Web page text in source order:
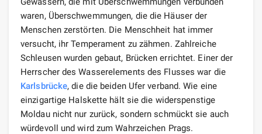
waren, Überschwemmungen, die die Häuser der
Menschen zerstörten. Die Menschheit hat immer
versucht, ihr Temperament zu zähmen. Zahlreiche
Schleusen wurden gebaut, Brücken errichtet. Einer der
Herrscher des Wasserelements des Flusses war die
Karlsbrücke, die die beiden Ufer verband. Wie eine
einzigartige Halskette hält sie die widerspenstige
Moldau nicht nur zurück, sondern schmückt sie auch
würdevoll und wird zum Wahrzeichen Prags.